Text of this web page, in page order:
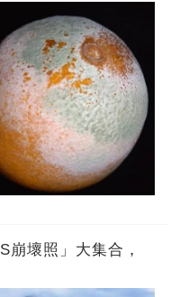
崩壞照」大集合，